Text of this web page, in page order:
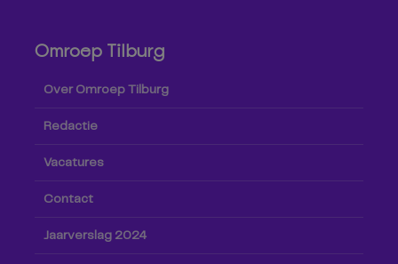
Omroep Tilburg
Over Omroep Tilburg
Redactie
Vacatures
Contact
Jaarverslag 2024